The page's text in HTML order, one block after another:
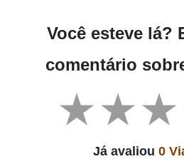
Você esteve lá?
comentário
Já avaliou 0